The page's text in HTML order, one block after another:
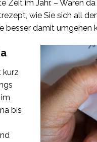
im Jahr. – Wären
wie Sie sich all
besser damit umgehen
kurz
bis